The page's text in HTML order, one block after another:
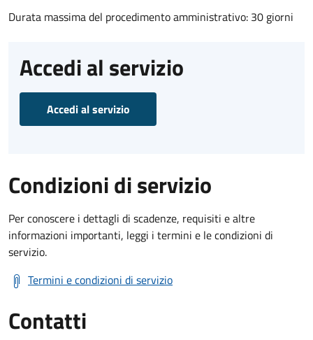
Durata massima del procedimento amministrativo: 30 giorni
Accedi al servizio
Accedi al servizio
Condizioni di servizio
Per conoscere i dettagli di scadenze, requisiti e altre
informazioni importanti, leggi i termini e le condizioni di
servizio.
Termini e condizioni di servizio
Contatti